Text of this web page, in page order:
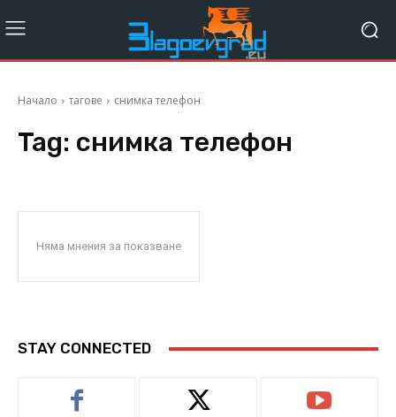
Начало тагове снимка телефон
Tag: снимка телефон
Няма мнения за показване
STAY CONNECTED